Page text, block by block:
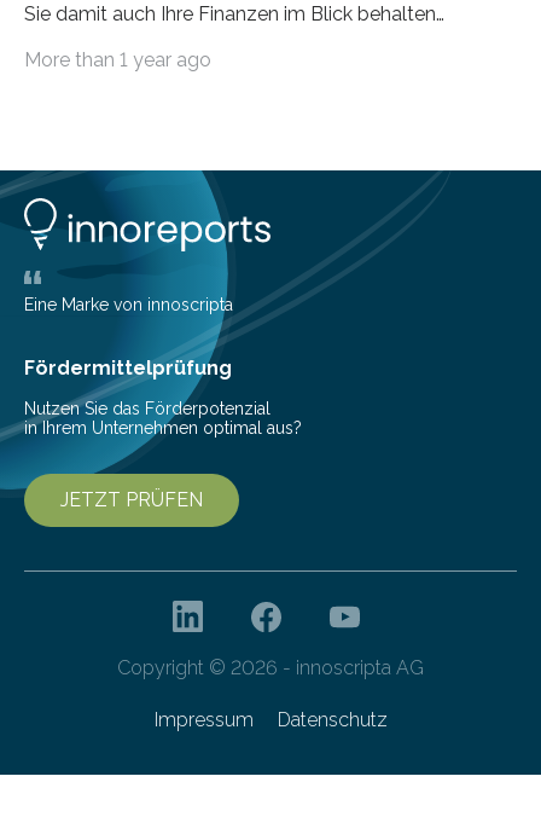
Sie damit auch Ihre Finanzen im Blick behalten
die genau das ermöglichen: Sie helfen Ihnen, Ausgaben
Lösungen interessieren. 1. Multibanking-Tools: Alle
Konten auf einen Blick Viele Banken bieten bereits in
ihrem Online-Banking eine Multibanking-Funktion an,
mit der sich Konten bei anderen Banken…
More than 1 year ago
Eine Marke von innoscripta
Fördermittelprüfung
Nutzen Sie das Förderpotenzial
in Ihrem Unternehmen optimal aus?
JETZT PRÜFEN
Copyright © 2026 - innoscripta AG
Impressum Datenschutz